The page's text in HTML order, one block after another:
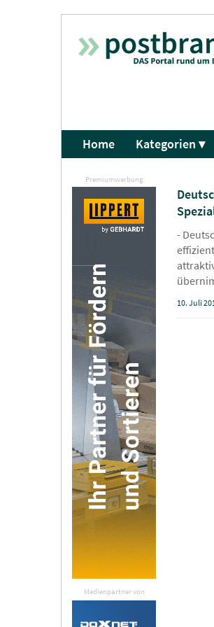
Home Kategorien ▾
Premiumwerbung
Medienpartner von
-
10. Juli